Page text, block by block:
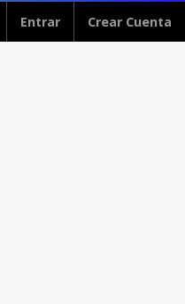
Entrar Crear Cuenta